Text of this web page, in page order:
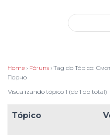
Home › Fóruns › Tag do Tópico:
Порно
Visualizando tópico 1 (de 1 do total)
Tópico